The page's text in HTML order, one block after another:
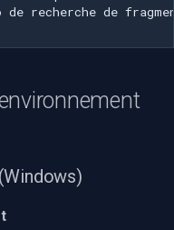
Mobotix
AVTech